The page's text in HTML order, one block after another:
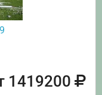
1419200